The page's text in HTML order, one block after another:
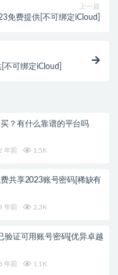
上一篇
免费提供[不可绑定iCloud]
可绑定iCloud]
？有什么靠谱的平台吗
年前 1.5K
共享2023账号密码[稀缺有
年前 2.3K
验证可用账号密码[优异卓越
年前 1.1K